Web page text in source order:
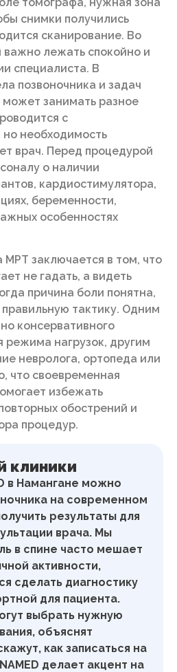
снимки получились
сканирование. Во
важно лежать спокойно и
специалиста. В
позвоночника и задач
занимать разное
с
необходимость
врач. Перед процедурой
о наличии
кардиостимулятора,
беременности,
особенностях
МРТ заключается в том, что
не гадать, а видеть
причина боли понятна,
правильную тактику. Одним
консервативного
режима нагрузок, другим
невролога, ортопеда или
что своевременная
избежать
обострений и
процедур.
клиники
в Намангане можно
на современном
результаты для
врача. Мы
в спине часто мешает
активности,
сделать диагностику
для пациента.
выбрать нужную
объяснят
как записаться на
делает акцент на